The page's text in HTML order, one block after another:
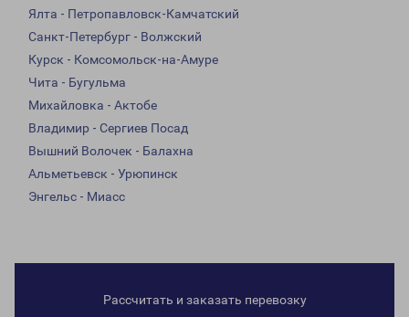
Ялта - Петропавловск-Камчатский
Санкт-Петербург - Волжский
Курск - Комсомольск-на-Амуре
Чита - Бугульма
Михайловка - Актобе
Владимир - Сергиев Посад
Вышний Волочек - Балахна
Альметьевск - Урюпинск
Энгельс - Миасс
Рассчитать и заказать перевозку